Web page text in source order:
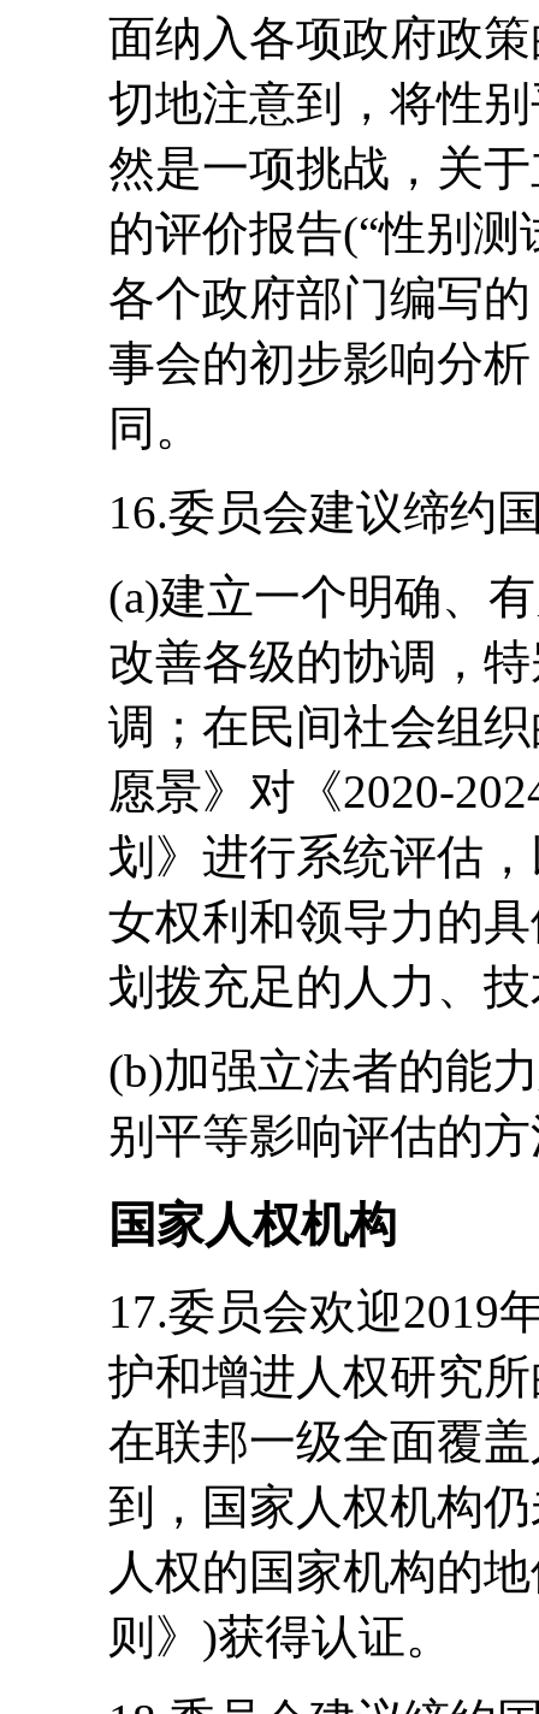
面纳入各项政府政
切地注意到，将性
然是一项挑战，关
的评价报告(“性别
各个政府部门编写
事会的初步影响分
同。
16.委员会建议缔约
(a)建立一个明确、
改善各级的协调，
调；在民间社会组
愿景》对《2020-
划》进行系统评估
女权利和领导力的
划拨充足的人力、
(b)加强立法者的能
别平等影响评估的
国家人权机构
17.委员会欢迎2019
护和增进人权研究
在联邦一级全面覆
到，国家人权机构
人权的国家机构的
则》)获得认证。